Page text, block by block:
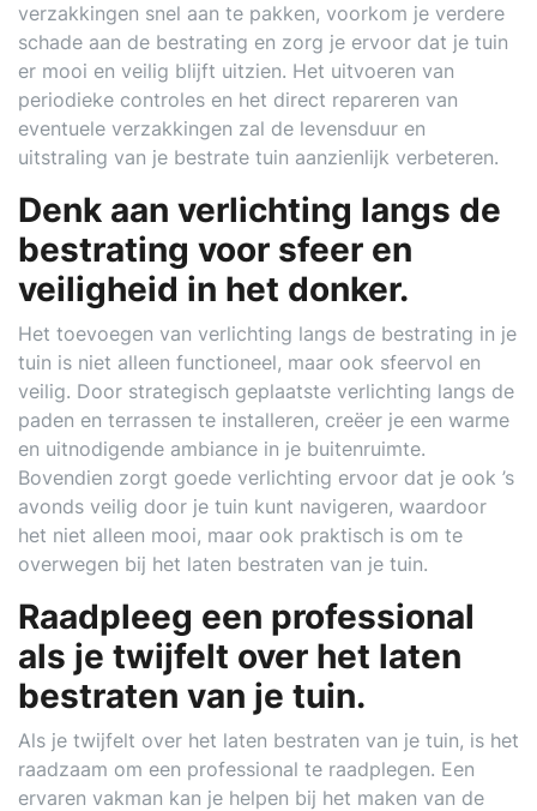
verzakkingen snel aan te pakken, voorkom je verdere
schade aan de bestrating en zorg je ervoor dat je tuin
er mooi en veilig blijft uitzien. Het uitvoeren van
periodieke controles en het direct repareren van
eventuele verzakkingen zal de levensduur en
uitstraling van je bestrate tuin aanzienlijk verbeteren.
Denk aan verlichting langs de
bestrating voor sfeer en
veiligheid in het donker.
Het toevoegen van verlichting langs de bestrating in je
tuin is niet alleen functioneel, maar ook sfeervol en
veilig. Door strategisch geplaatste verlichting langs de
paden en terrassen te installeren, creëer je een warme
en uitnodigende ambiance in je buitenruimte.
Bovendien zorgt goede verlichting ervoor dat je ook ’s
avonds veilig door je tuin kunt navigeren, waardoor
het niet alleen mooi, maar ook praktisch is om te
overwegen bij het laten bestraten van je tuin.
Raadpleeg een professional
als je twijfelt over het laten
bestraten van je tuin.
Als je twijfelt over het laten bestraten van je tuin, is het
raadzaam om een professional te raadplegen. Een
ervaren vakman kan je helpen bij het maken van de